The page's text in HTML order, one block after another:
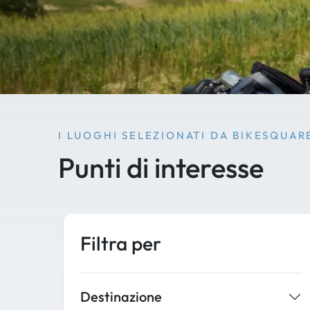
I LUOGHI SELEZIONATI DA
Punti di interesse
Filtra per
Destinazione